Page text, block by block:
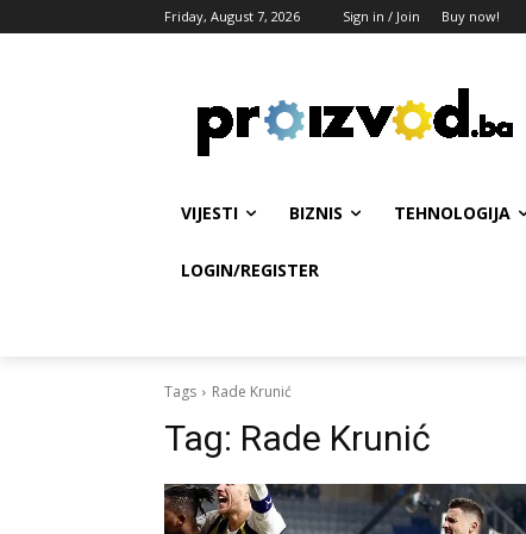
Friday, August 7, 2026 Sign in / Join Buy now!
VIJESTI BIZNIS TEHNOLOGIJA
LOGIN/REGISTER
Tags Rade Krunić
Tag: Rade Krunić